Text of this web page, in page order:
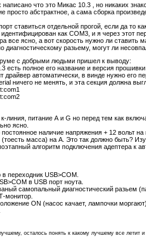
что это Микас 10.3 , но никаких
просто абстрактное, а сама сборка
ставиться отдельной прогой, если да то
как COM3, и я через этот
все ясно, а вот скорость нужно ли
диагностическому разьему, могут ли
с добрыми людьми пришел к выводу:
есть полное его название и версия
автоматически, в винде нужно его
ничего не менять, и эта секция должна
линия, питание А и G но перед тем как
ясно.
наличие напряжения + 12 вольт
масса) на А. Это так должно быть?
алгоритм подключения адептера к
переходник USB>COM.
в USB порт ноута.
самопальный диагностический разьем
монитор.
ON (насос качает, лампочки моргают)
осталось понять к какому лучшему все летит